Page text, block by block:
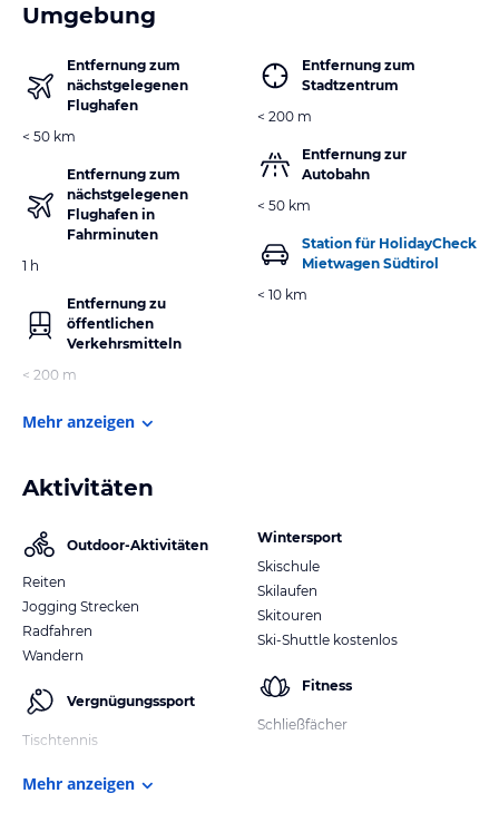
Umgebung
Entfernung zum
nächstgelegenen
Flughafen
< 50 km
Entfernung zum
nächstgelegenen
Flughafen in
Fahrminuten
1 h
Entfernung zu
öffentlichen
Verkehrsmitteln
< 200 m
Entfernung zum
Stadtzentrum
< 200 m
Entfernung zur
Autobahn
< 50 km
Station für HolidayCheck
Mietwagen Südtirol
< 10 km
Mehr anzeigen
Aktivitäten
Outdoor-Aktivitäten
Reiten
Jogging Strecken
Radfahren
Wandern
Vergnügungssport
Tischtennis
Wintersport
Skischule
Skilaufen
Skitouren
Ski-Shuttle kostenlos
Fitness
Schließfächer
Mehr anzeigen